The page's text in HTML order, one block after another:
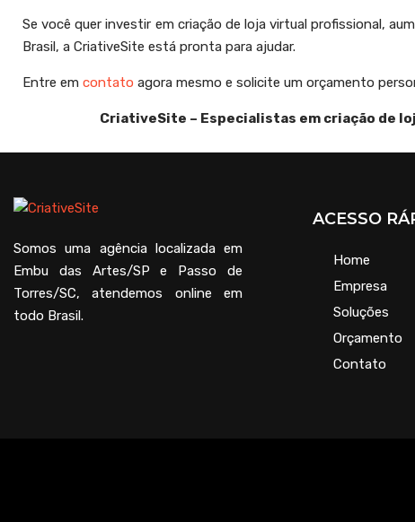
Se você quer investir em criação de loja virtual profissional,
Brasil, a CriativeSite está pronta para ajudar.
Entre em contato agora mesmo e solicite um orçamento
CriativeSite – Especialistas em criação de
Somos uma agência localizada em
Embu das Artes/SP e Passo de
Torres/SC, atendemos online em
todo Brasil.
ACESSO
Home
Empresa
Soluções
Orçamento
Contato